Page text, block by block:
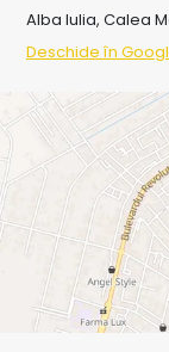
Alba Iulia, Calea
Deschide în